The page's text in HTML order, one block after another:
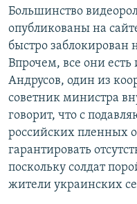
Большинство
опубликованы на
быстро заблокирован
Впрочем, все они есть
Андрусов, один из
советник министра
говорит, что с
российских пленных
гарантировать
поскольку солдат
жители украинских